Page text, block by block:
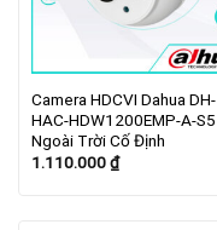
Camera HDCVI Dahua DH-
HAC-HDW1200EMP-A-S5
Ngoài Trời Cố Định
1.110.000₫